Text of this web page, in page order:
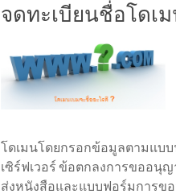
จดทะเบียนชื่อโดเ
โดเมนโดยกรอกข้อมูลตามแบบ
เซิร์ฟเวอร์ ข้อตกลงการขออนุญ
ส่งหนังสือและแบบฟอร์มการขอ